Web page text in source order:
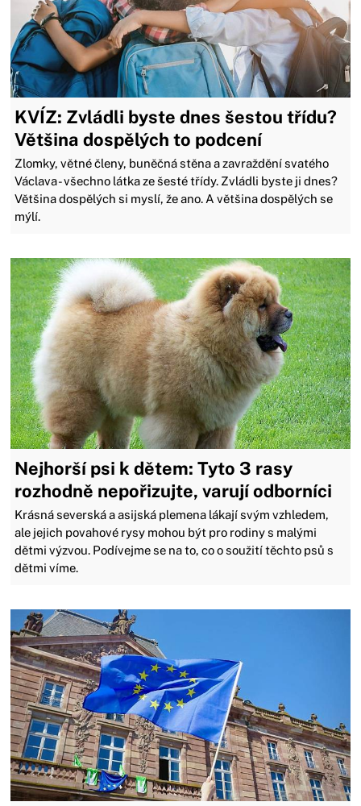
KVÍZ: Zvládli byste dnes šestou třídu?
Většina dospělých to podcení
Zlomky, větné členy, buněčná stěna a zavraždění svatého
Václava - všechno látka ze šesté třídy. Zvládli byste ji dnes?
Většina dospělých si myslí, že ano. A většina dospělých se
mýlí.
Nejhorší psi k dětem: Tyto 3 rasy
rozhodně nepořizujte, varují odborníci
Krásná severská a asijská plemena lákají svým vzhledem,
ale jejich povahové rysy mohou být pro rodiny s malými
dětmi výzvou. Podívejme se na to, co o soužití těchto psů s
dětmi víme.